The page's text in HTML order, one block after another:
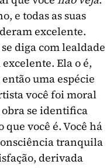
e todas as suas
excelente.
diga com lealdade
Ela o é,
uma espécie
você foi moral
se identifica
que você é. Você há
tranquila
derivada